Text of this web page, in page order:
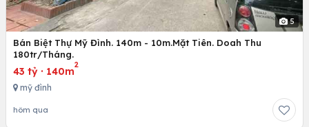
5
Bán Biệt Thự Mỹ Đình. 140m - 10m.Mặt Tiên. Doah Thu
180tr/Tháng.
43 tỷ · 140m
2
mỹ đình
hôm qua